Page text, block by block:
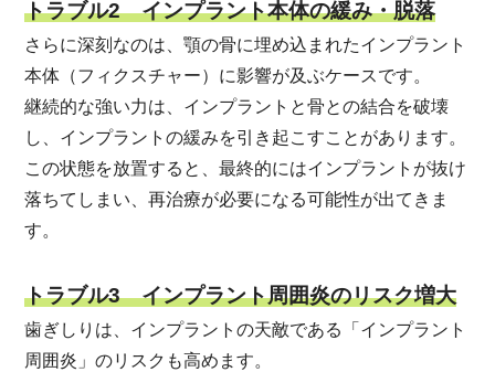
トラブル2 インプラント本体の緩み・脱落
さらに深刻なのは、顎の骨に埋め込まれたインプラント
本体（フィクスチャー）に影響が及ぶケースです。
継続的な強い力は、インプラントと骨との結合を破壊
し、インプラントの緩みを引き起こすことがあります。
この状態を放置すると、最終的にはインプラントが抜け
落ちてしまい、再治療が必要になる可能性が出てきま
す。
トラブル3 インプラント周囲炎のリスク増大
歯ぎしりは、インプラントの天敵である「インプラント
周囲炎」のリスクも高めます。